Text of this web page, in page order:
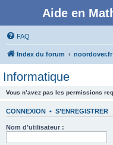
Aide en
FAQ
Index du forum noordover.fr
Informatique
Vous n’avez pas les permissions
CONNEXION • S’ENREGISTRER
Nom d’utilisateur :